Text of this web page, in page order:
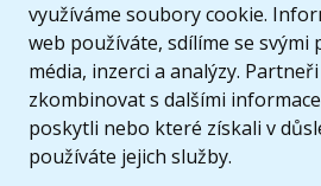
využíváme soubory cookie.
web používáte, sdílíme se
média, inzerci a analýzy.
zkombinovat s dalšími
poskytli nebo které získali v
používáte jejich služby.